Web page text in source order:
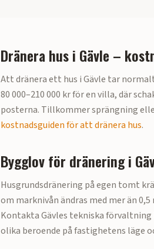
Dränera hus i Gävle –
Att dränera ett hus iGävle tar
80 000–210 000 kr för en villa, där
posterna. Tillkommer sprängning
kostnadsguiden för att dränera hus.
Bygglov för dränering i
Husgrundsdränering på egen tomt
om marknivån ändras med mer än
KontaktaGävles tekniska förvaltning
olika beroende på fastighetens läge